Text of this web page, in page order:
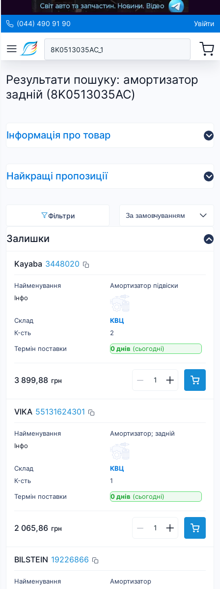
(044) 490 91 90 Увійти
Результати пошуку: амортизатор
задній (8K0513035AC)
Інформація про товар
Найкращі пропозиції
Фільтри
Залишки
Kayaba 3448020
Найменування
Амортизатор підвіски
Інфо
Склад
КВЦ
К-cть
2
Термін поставки
0 днів (сьогодні)
3 899,88 грн
VIKA 55131624301
Найменування
Амортизатор; задній
Інфо
Склад
КВЦ
К-cть
1
Термін поставки
0 днів (сьогодні)
2 065,86 грн
BILSTEIN 19226866
Найменування
Амортизатор